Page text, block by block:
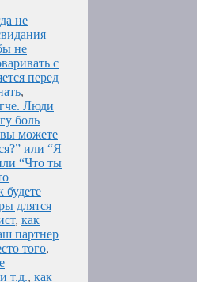
не
не
с
перед
,
Люди
боль
можете
или “Я
“Что ты
будете
длятся
, как
партнер
того,
т.д., как